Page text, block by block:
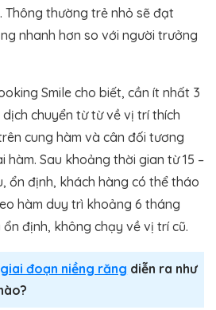
Thông thường trẻ nhỏ sẽ đạt
nhanh hơn so với người trưởng
Smile cho biết, cần ít nhất 3
chuyển từ từ về vị trí thích
cung hàm và cân đối tương
hàm. Sau khoảng thời gian từ 15 –
ổn định, khách hàng có thể tháo
hàm duy trì khoảng 6 tháng
định, không chạy về vị trí cũ.
đoạn niềng răng diễn ra như